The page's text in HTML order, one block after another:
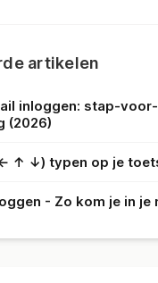
artikelen
inloggen: stap-
(2026)
↑ ↓) typen op je
- Zo kom je in je